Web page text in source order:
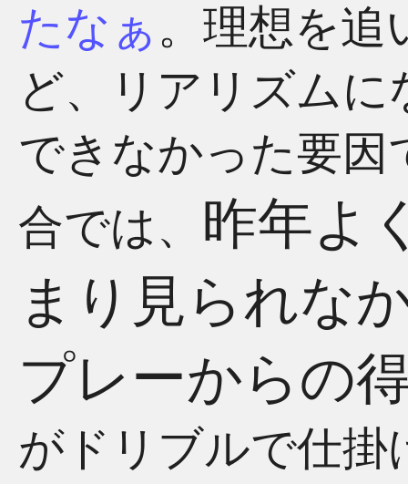
たなぁ 。理想を追
ど、リアリズム
できなかった要因
合では、 昨年よ
まり見られな
プレーからの
がドリブルで仕掛